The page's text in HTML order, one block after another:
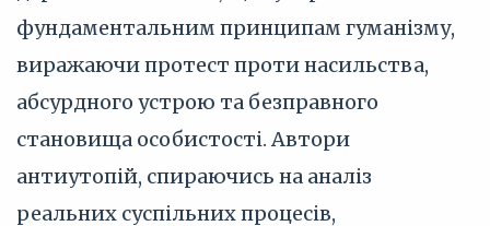
фундаментальним принципам гуманізму,
виражаючи протест проти насильства,
абсурдного устрою та безправного
становища особистості. Автори
антиутопій, спираючись на аналіз
реальних суспільних процесів,